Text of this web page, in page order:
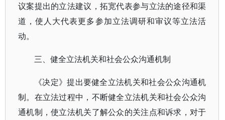
议案提出的立法建议，拓宽代表参与立法的途径和渠
道，使人大代表更多参加立法调研和审议等立法活
动。
三、健全立法机关和社会公众沟通机制
《决定》提出要健全立法机关和社会公众沟通机
制。在立法过程中，不断健全立法机关和社会公众沟
通机制，使立法机关了解公众的关注点和诉求，对于